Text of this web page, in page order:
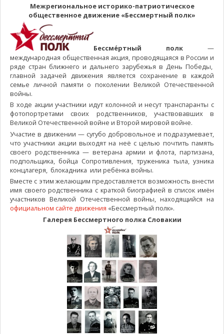
Межрегиональное историко-патриотическое
общественное движение «Бессмертный полк»
Бессме́ртный полк —
международная общественная акция, проводящаяся в России и
ряде стран ближнего и дальнего зарубежья в День Победы,
главной задачей движения является сохранение в каждой
семье личной памяти о поколении Великой Отечественной
войны.
В ходе акции участники идут колонной и несут транспаранты с
фотопортретами своих родственников, участвовавших в
Великой Отечественной войне и Второй мировой войне.
Участие в движении — сугубо добровольное и подразумевает,
что участники акции выходят на неё с целью почтить память
своего родственника — ветерана армии и флота, партизана,
подпольщика, бойца Сопротивления, труженика тыла, узника
концлагеря, блокадника или ребёнка войны.
Вместе с этим желающим предоставляется возможность внести
имя своего родственника с краткой биографией в список имён
участников Великой Отечественной войны, находящийся на
официальном сайте движения «Бессмертный полк».
Галерея Бессмертного полка Словакии